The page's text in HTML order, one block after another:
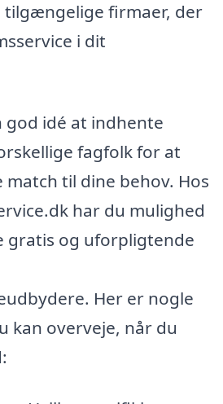
tilgængelige firmaer, der
i dit
god idé at indhente
fagfolk for at
til dine behov. Hos
har du mulighed
gratis og uforpligtende
Her er nogle
kan overveje, når du